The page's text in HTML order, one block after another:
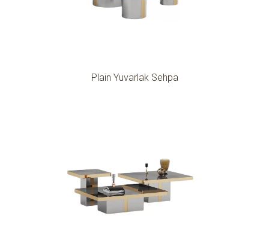
Plain Yuvarlak Sehpa